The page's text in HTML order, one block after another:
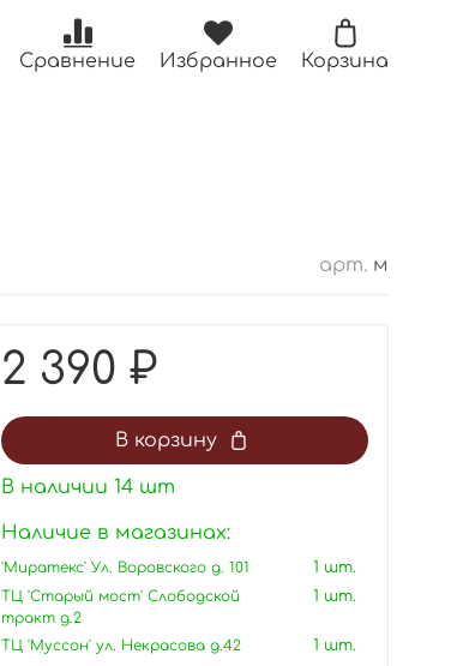
Сравнение Избранное Корзина
арт. м
2 390 ₽
В корзину
В наличии 14 шт
Наличие в магазинах:
'Миратекс' Ул. Воровского д. 101
1 шт.
ТЦ 'Старый мост' Слободской
тракт д.2
1 шт.
ТЦ 'Муссон' ул. Некрасова д.42 1 шт.